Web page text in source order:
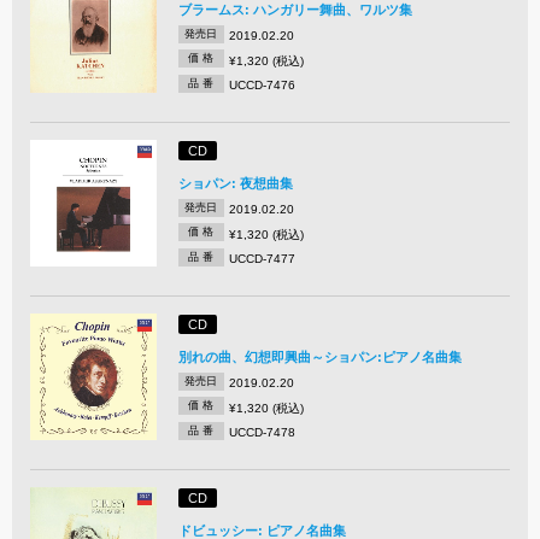
ブラームス: ハンガリー舞曲、ワルツ集
発売日 2019.02.20
価 格 ¥1,320 (税込)
品 番 UCCD-7476
CD
ショパン: 夜想曲集
発売日 2019.02.20
価 格 ¥1,320 (税込)
品 番 UCCD-7477
CD
別れの曲、幻想即興曲～ショパン:ピアノ名曲集
発売日 2019.02.20
価 格 ¥1,320 (税込)
品 番 UCCD-7478
CD
ドビュッシー: ピアノ名曲集